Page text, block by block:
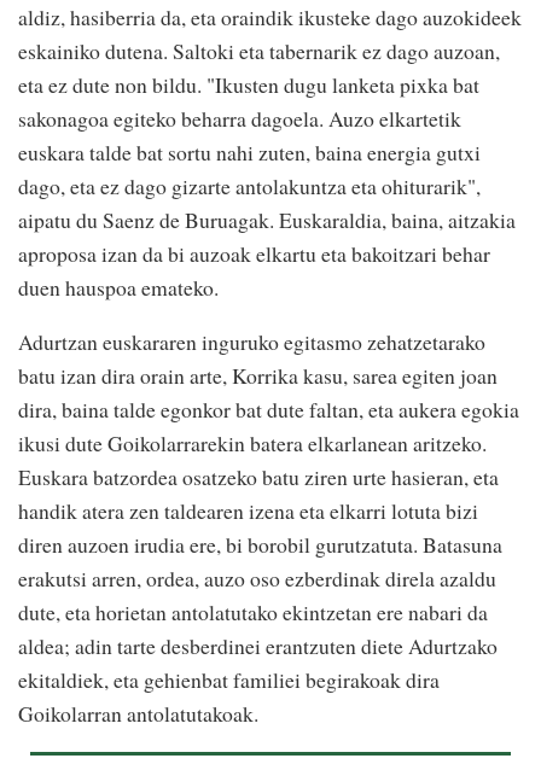
aldiz, hasiberria da, eta oraindik ikusteke dago auzokideek
eskainiko dutena. Saltoki eta tabernarik ez dago auzoan,
eta ez dute non bildu. "Ikusten dugu lanketa pixka bat
sakonagoa egiteko beharra dagoela. Auzo elkartetik
euskara talde bat sortu nahi zuten, baina energia gutxi
dago, eta ez dago gizarte antolakuntza eta ohiturarik",
aipatu du Saenz de Buruagak. Euskaraldia, baina, aitzakia
aproposa izan da bi auzoak elkartu eta bakoitzari behar
duen hauspoa emateko.
Adurtzan euskararen inguruko egitasmo zehatzetarako
batu izan dira orain arte, Korrika kasu, sarea egiten joan
dira, baina talde egonkor bat dute faltan, eta aukera egokia
ikusi dute Goikolarrarekin batera elkarlanean aritzeko.
Euskara batzordea osatzeko batu ziren urte hasieran, eta
handik atera zen taldearen izena eta elkarri lotuta bizi
diren auzoen irudia ere, bi borobil gurutzatuta. Batasuna
erakutsi arren, ordea, auzo oso ezberdinak direla azaldu
dute, eta horietan antolatutako ekintzetan ere nabari da
aldea; adin tarte desberdinei erantzuten diete Adurtzako
ekitaldiek, eta gehienbat familiei begirakoak dira
Goikolarran antolatutakoak.